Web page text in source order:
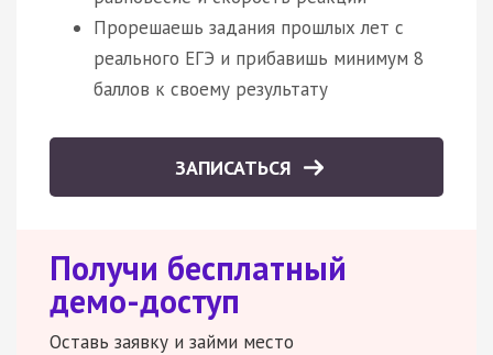
Прорешаешь задания прошлых лет с
реального ЕГЭ и прибавишь минимум 8
баллов к своему результату
ЗАПИСАТЬСЯ
Получи бесплатный
демо-доступ
Оставь заявку и займи место